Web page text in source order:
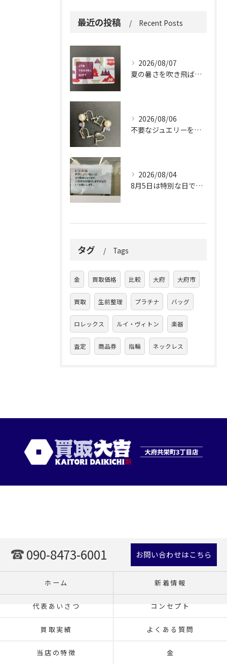
最近の投稿 Recent Posts
2026/08/07
夏の暑さを吹き飛ばしに来てください。
2026/08/06
不要なジュエリーを眠らせていませんか？
2026/08/04
8月5日は特別な日です。
タグ Tags
金 買取価格 比較 大府 大府市
買取 生前整理 プラチナ バッグ
ロレックス ルイ・ヴィトン 楽器
査定 商品券 指輪 ネックレス
090-8473-6001 お問い合わせはこちら
ホーム 新着情報
代表あいさつ コンセプト
買取実績 よくある質問
当店の特徴 金